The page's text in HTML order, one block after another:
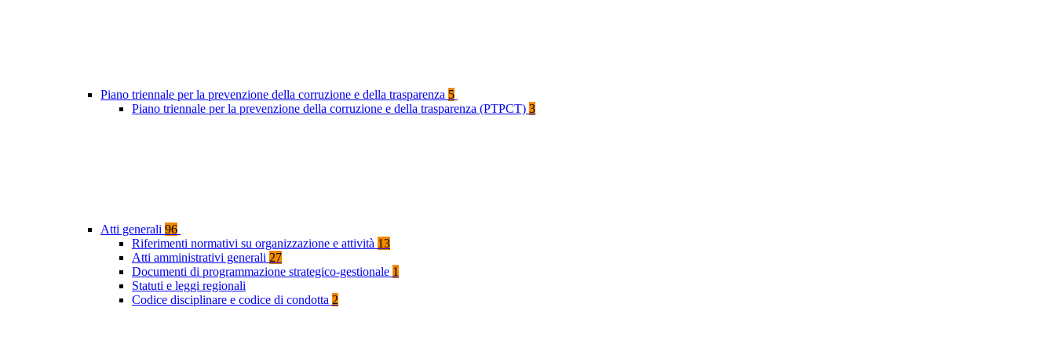
Piano triennale per la prevenzione della corruzione e della trasparenza 5
Piano triennale per la prevenzione della corruzione e della trasparenza (PTPCT) 3
Atti generali 96
Riferimenti normativi su organizzazione e attività 13
Atti amministrativi generali 27
Documenti di programmazione strategico-gestionale 1
Statuti e leggi regionali
Codice disciplinare e codice di condotta 2